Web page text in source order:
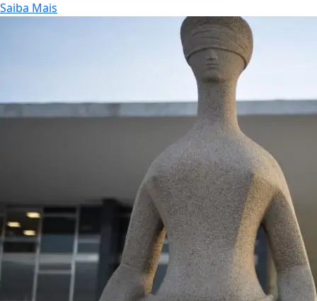
Saiba Mais